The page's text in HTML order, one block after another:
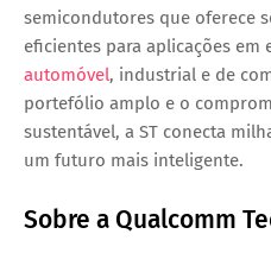
semicondutores que oferece
eficientes para aplicações em
automóvel, industrial e de
portefólio amplo e o
sustentável, a ST conecta
um futuro mais inteligente.
Sobre a Qualcomm